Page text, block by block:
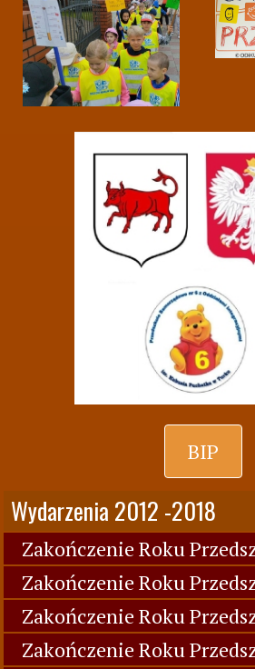
BIP
Wydarzenia 2012 -2018
Zakończenie Roku
Zakończenie Roku
Zakończenie Roku
Zakończenie Roku